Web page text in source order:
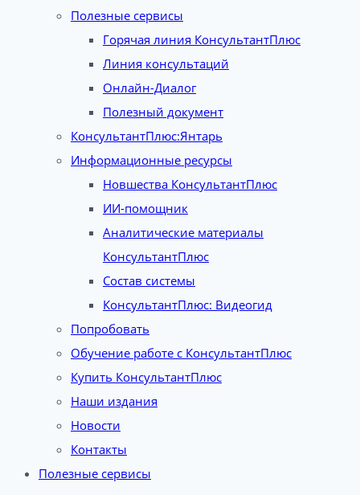
Полезные сервисы
Горячая линия КонсультантПлюс
Линия консультаций
Онлайн-Диалог
Полезный документ
КонсультантПлюс:Янтарь
Информационные ресурсы
Новшества КонсультантПлюс
ИИ-помощник
Аналитические материалы
КонсультантПлюс
Состав системы
КонсультантПлюс: Видеогид
Попробовать
Обучение работе с КонсультантПлюс
Купить КонсультантПлюс
Наши издания
Новости
Контакты
Полезные сервисы